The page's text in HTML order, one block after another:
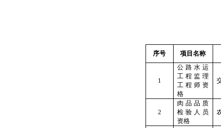
序号 项目名称
1
公路水运
工程监理
工程师资
格
2
肉品品质
检验人员
资格